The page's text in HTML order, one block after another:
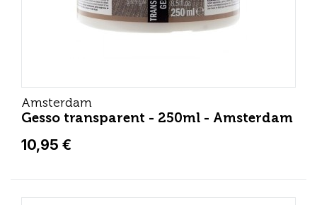
Amsterdam
Gesso transparent - 250ml - Amsterdam
10,95 €